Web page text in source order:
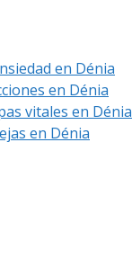
en Dénia
en Dénia
vitales en Dénia
en Dénia